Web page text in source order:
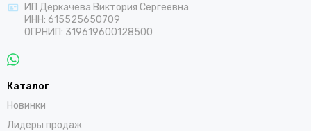
ИП Деркачева Виктория Сергеевна
ИНН: 615525650709
ОГРНИП: 319619600128500
Каталог
Новинки
Лидеры продаж